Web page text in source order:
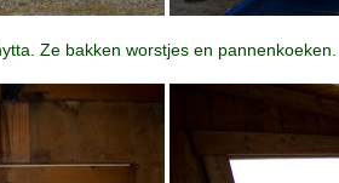
Ze bakken worstjes en